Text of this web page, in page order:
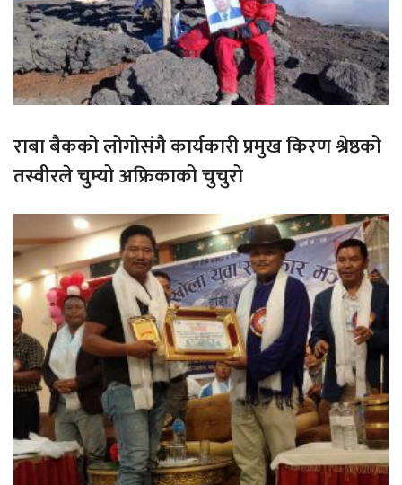
राबा बैकको लोगोसंगै कार्यकारी प्रमुख किरण श्रेष्ठको
तस्वीरले चुम्यो अफ्रिकाको चुचुरो